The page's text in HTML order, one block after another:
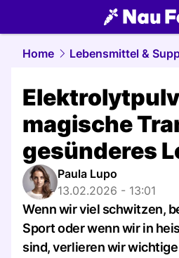
food.NAU.ch
Home Lebensmittel &
magische
gesünderes
Paula Lupo
13.02.2026 - 13:01
Wenn wir viel schwitzen,
Sport oder wenn wir in
sind, verlieren wir